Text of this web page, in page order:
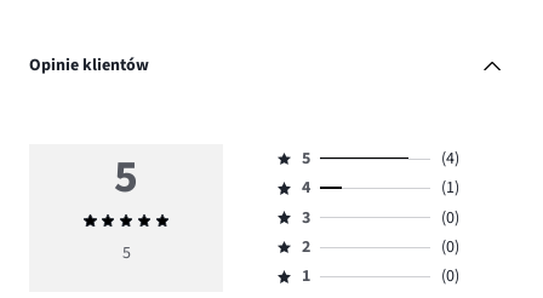
Opinie klientów
5
Średnia
ocena
5
Ocena
5,
ilość
głosów
4.
5
(4)
Ocena
4,
ilość
głosów
4
(1)
Ocena
3,
ilość
3
(0)
Ocena
2,
2
(0)
Ocena
1 (0)